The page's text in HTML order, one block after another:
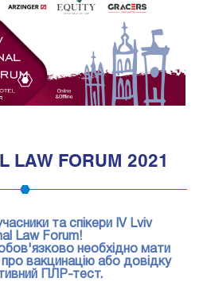
LAW FORUM 2021
та спікери IV Lviv
Law Forum!
необхідно мати
про вакцинацію або довідку
ПЛР-тест.